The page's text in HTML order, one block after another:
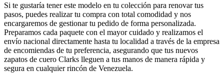
Si te gustaría tener este modelo en tu colección para renovar tus
pasos, puedes realizar tu compra con total comodidad y nos
encargaremos de gestionar tu pedido de forma personalizada.
Preparamos cada paquete con el mayor cuidado y realizamos el
envío nacional directamente hasta tu localidad a través de la empresa
de encomiendas de tu preferencia, asegurando que tus nuevos
zapatos de cuero Clarks lleguen a tus manos de manera rápida y
segura en cualquier rincón de Venezuela.